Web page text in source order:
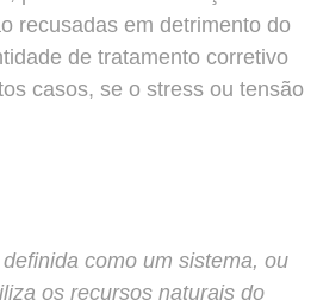
recusadas em detrimento do
de tratamento corretivo
casos, se o stress ou tensão
como um sistema, ou
os recursos naturais do